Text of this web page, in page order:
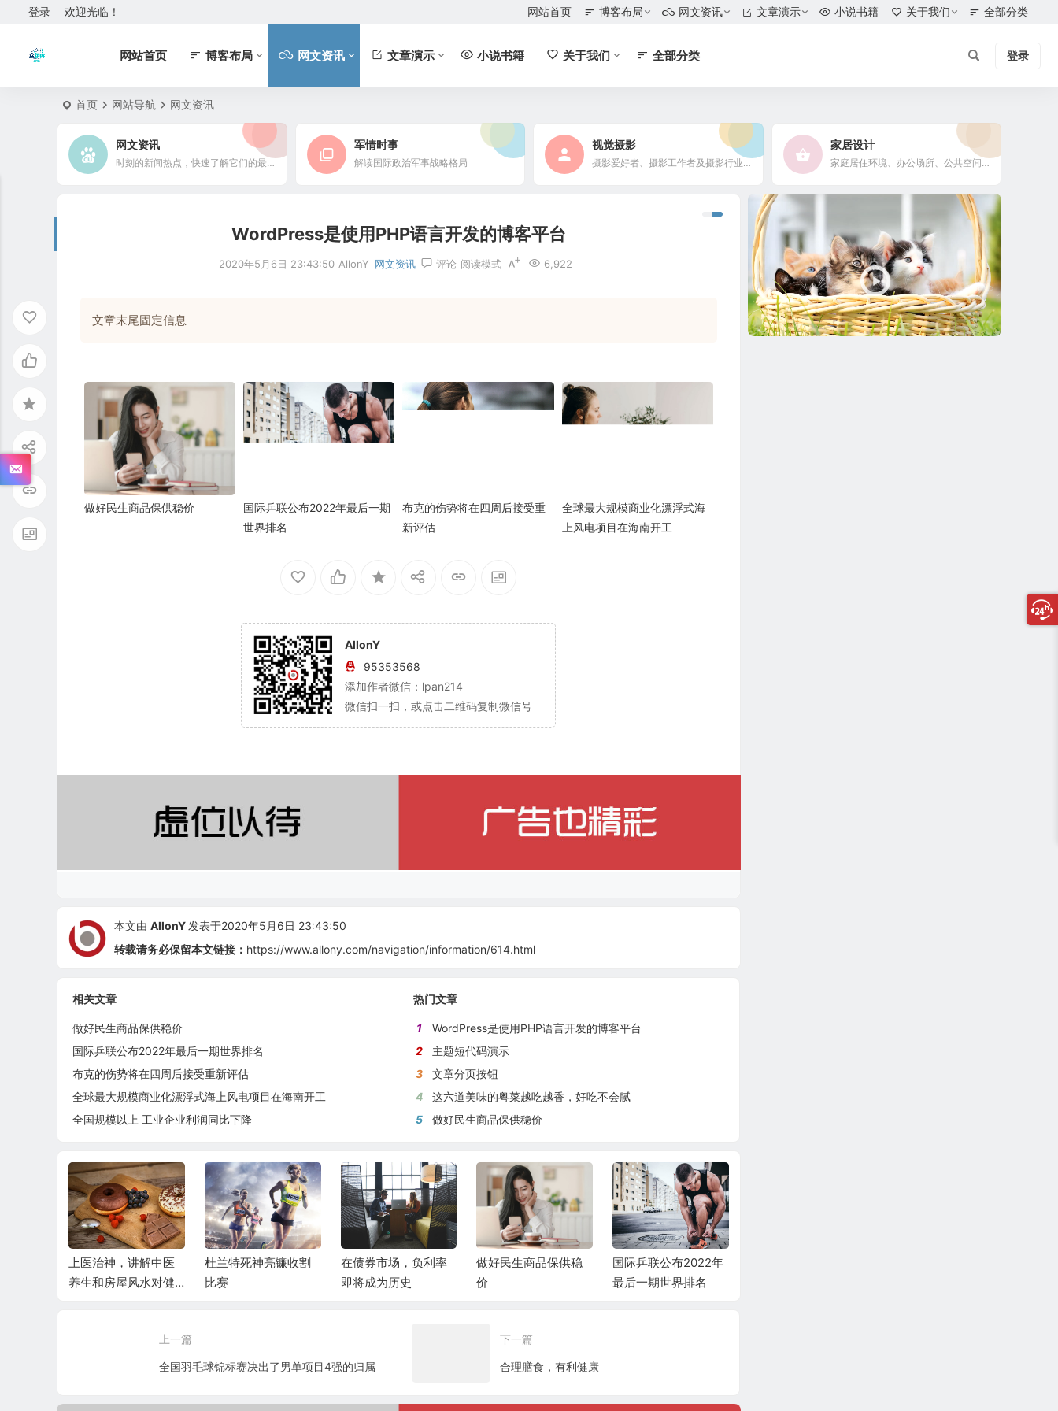
欢迎光临！
登录 网站首页 博客布局 网文资讯 文章演示 小说书籍 关于我们 全部分类
网站首页 博客布局 网文资讯 文章演示 小说书籍 关于我们 全部分类 登录
首页 网站导航 网文资讯
网文资讯
时刻的新闻热点，快速了解它们的最新进展
军情时事
解读国际政治军事战略格局
视觉摄影
摄影爱好者、摄影工作者及摄影行业信息
家居设计
家庭居住环境、办公场所、公共空间陈设风格以设计搭配
WordPress是使用PHP语言开发的博客平台
2020年5月6日 23:43:50 AllonY 网文资讯 评论 6,922
阅读模式
文章末尾固定信息
做好民生商品保供稳价
国际乒联公布2022年最后一期
世界排名
布克的伤势将在四周后接受重
新评估
全球最大规模商业化漂浮式海
上风电项目在海南开工
AllonY
95353568
添加作者微信：lpan214
微信扫一扫，或点击二维码复制微信号
本文由 AllonY 发表于2020年5月6日 23:43:50
转载请务必保留本文链接： https://www.allony.com/navigation/information/614.html
相关文章
做好民生商品保供稳价
国际乒联公布2022年最后一期世界排名
布克的伤势将在四周后接受重新评估
全球最大规模商业化漂浮式海上风电项目在海南开工
全国规模以上 工业企业利润同比下降
热门文章
1
WordPress是使用PHP语言开发的博客平台
2
主题短代码演示
3
文章分页按钮
4
这六道美味的粤菜越吃越香，好吃不会腻
5
做好民生商品保供稳价
上医治神，讲解中医
养生和房屋风水对健
杜兰特死神亮镰收割
比赛
在债券市场，负利率
即将成为历史
做好民生商品保供稳
价
国际乒联公布2022年
最后一期世界排名
上一篇
全国羽毛球锦标赛决出了男单项目4强的归属
下一篇
合理膳食，有利健康
频
播
放
器